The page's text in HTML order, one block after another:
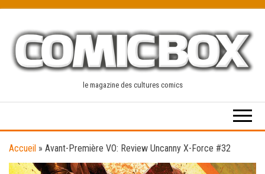
content
le magazine des cultures comics
Accueil » Avant-Première VO: Review Uncanny X-Force #32